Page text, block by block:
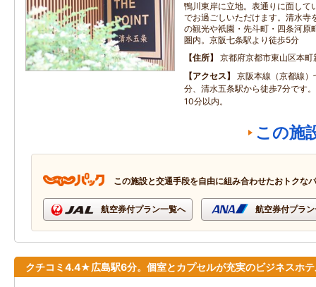
鴨川東岸に立地。表通りに面して
でお過ごしいただけます。清水寺
の観光や祇園・先斗町・四条河原
圏内。京阪七条駅より徒歩5分
住所
京都府京都市東山区本
アクセス
京阪本線（京都線
分、清水五条駅から徒歩7分です
10分以内。
この施
この施設と交通手段を自由に組み合わせたおトクな
航空券付プラン一覧へ 航空券付プラ
クチコミ4.4★広島駅6分。個室とカプセルが充実のビジネスホ